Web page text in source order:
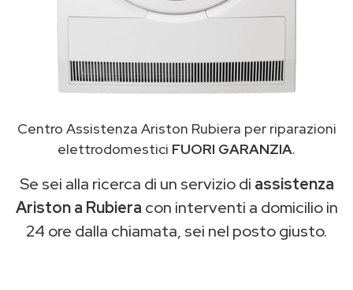
Centro Assistenza Ariston Rubiera per riparazioni
elettrodomestici FUORI GARANZIA.
Se sei alla ricerca di un servizio di assistenza
Ariston a Rubiera con interventi a domicilio in
24 ore dalla chiamata, sei nel posto giusto.